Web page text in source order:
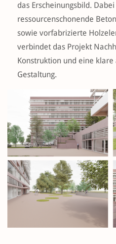
das Erscheinungsbild.
ressourcenschonende
sowie vorfabrizierte
verbindet das Projekt
Konstruktion und eine
Gestaltung.